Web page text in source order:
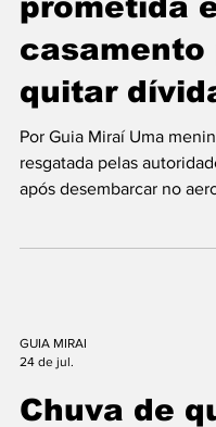
prometida
casamento
quitar
Por Guia Miraí Uma
resgatada pelas
um caso investigado
da família. Uma mulher
do esquema. As duas
24 de jul.